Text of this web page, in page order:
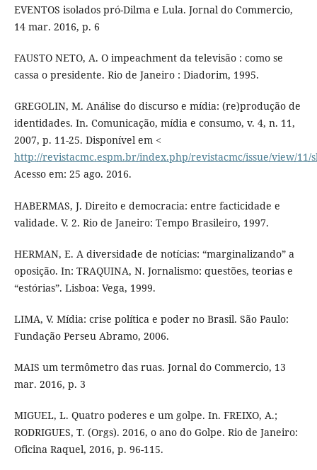
EVENTOS isolados pró-Dilma e Lula. Jornal do Commercio,
14 mar. 2016, p. 6
FAUSTO NETO, A. O impeachment da televisão : como se
cassa o presidente. Rio de Janeiro : Diadorim, 1995.
GREGOLIN, M. Análise do discurso e mídia: (re)produção de
identidades. In. Comunicação, mídia e consumo, v. 4, n. 11,
2007, p. 11-25. Disponível em <
http://revistacmc.espm.br/index.php/revistacmc/issue/view/11/
Acesso em: 25 ago. 2016.
HABERMAS, J. Direito e democracia: entre facticidade e
validade. V. 2. Rio de Janeiro: Tempo Brasileiro, 1997.
HERMAN, E. A diversidade de notícias: “marginalizando” a
oposição. In: TRAQUINA, N. Jornalismo: questões, teorias e
“estórias”. Lisboa: Vega, 1999.
LIMA, V. Mídia: crise política e poder no Brasil. São Paulo:
Fundação Perseu Abramo, 2006.
MAIS um termômetro das ruas. Jornal do Commercio, 13
mar. 2016, p. 3
MIGUEL, L. Quatro poderes e um golpe. In. FREIXO, A.;
RODRIGUES, T. (Orgs). 2016, o ano do Golpe. Rio de Janeiro:
Oficina Raquel, 2016, p. 96-115.